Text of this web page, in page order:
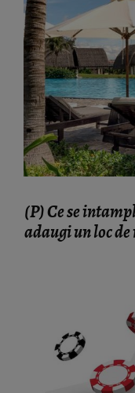
(P) Ce se
adaugi un loc